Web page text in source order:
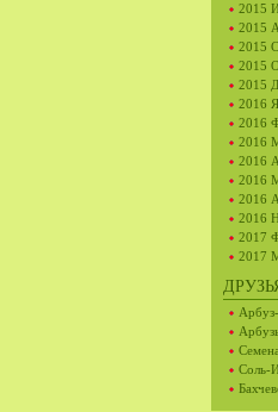
2015
2015
2015
2015
2015
2016
2016
2016
2016
2016
2016
2016
2017
2017
Соль-